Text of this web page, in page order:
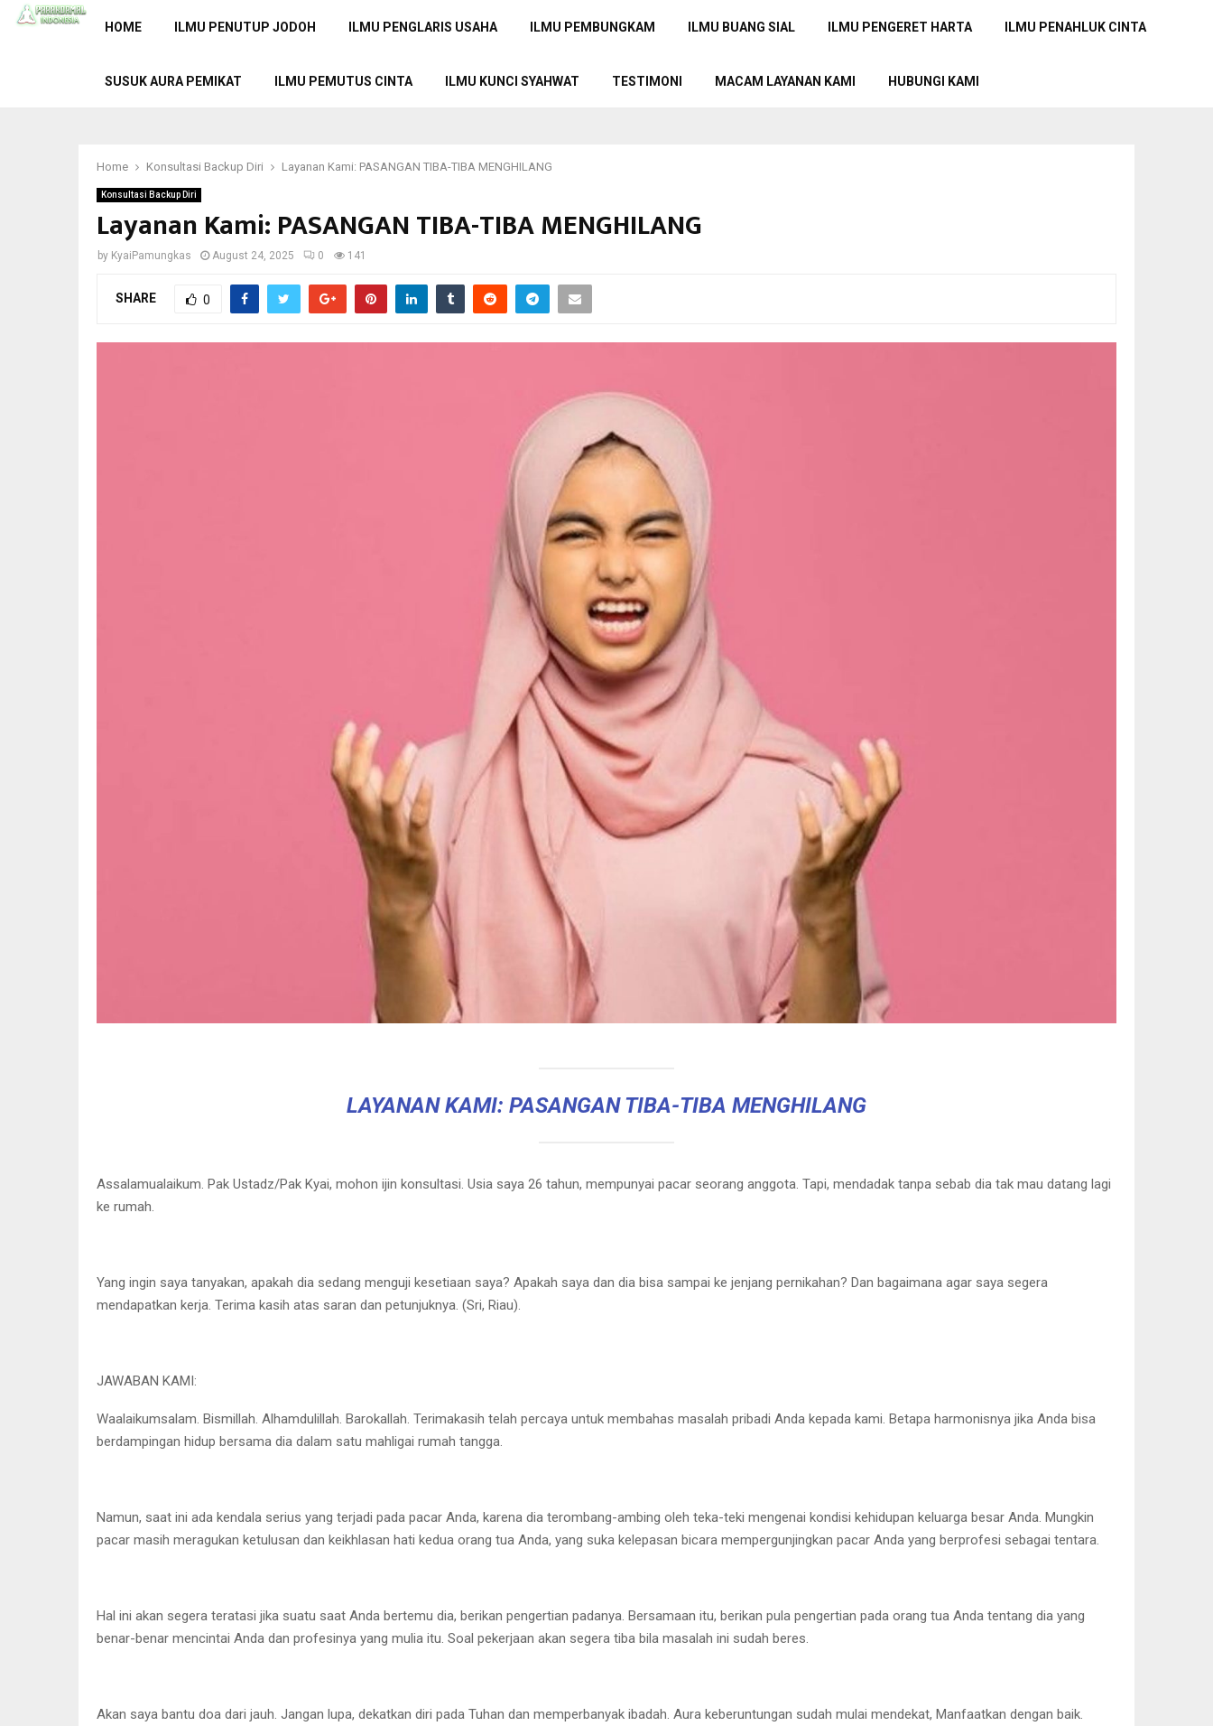
HOME ILMU PENUTUP JODOH ILMU PENGLARIS USAHA ILMU PEMBUNGKAM ILMU BUANG SIAL ILMU PENGERET HARTA ILMU PENAHLUK CINTA
SUSUK AURA PEMIKAT ILMU PEMUTUS CINTA ILMU KUNCI SYAHWAT TESTIMONI MACAM LAYANAN KAMI HUBUNGI KAMI
Home Konsultasi Backup Diri Layanan Kami: PASANGAN TIBA-TIBA MENGHILANG
Konsultasi Backup Diri
Layanan Kami: PASANGAN TIBA-TIBA MENGHILANG
by KyaiPamungkas August 24, 2025 0 141
SHARE 0
LAYANAN KAMI: PASANGAN TIBA-TIBA MENGHILANG
Assalamualaikum. Pak Ustadz/Pak Kyai, mohon ijin konsultasi. Usia saya 26 tahun, mempunyai pacar seorang anggota. Tapi, mendadak tanpa sebab dia tak mau datang lagi
ke rumah.
Yang ingin saya tanyakan, apakah dia sedang menguji kesetiaan saya? Apakah saya dan dia bisa sampai ke jenjang pernikahan? Dan bagaimana agar saya segera
mendapatkan kerja. Terima kasih atas saran dan petunjuknya. (Sri, Riau).
JAWABAN KAMI:
Waalaikumsalam. Bismillah. Alhamdulillah. Barokallah. Terimakasih telah percaya untuk membahas masalah pribadi Anda kepada kami. Betapa harmonisnya jika Anda bisa
berdampingan hidup bersama dia dalam satu mahligai rumah tangga.
Namun, saat ini ada kendala serius yang terjadi pada pacar Anda, karena dia terombang-ambing oleh teka-teki mengenai kondisi kehidupan keluarga besar Anda. Mungkin
pacar masih meragukan ketulusan dan keikhlasan hati kedua orang tua Anda, yang suka kelepasan bicara mempergunjingkan pacar Anda yang berprofesi sebagai tentara.
Hal ini akan segera teratasi jika suatu saat Anda bertemu dia, berikan pengertian padanya. Bersamaan itu, berikan pula pengertian pada orang tua Anda tentang dia yang
benar-benar mencintai Anda dan profesinya yang mulia itu. Soal pekerjaan akan segera tiba bila masalah ini sudah beres.
Akan saya bantu doa dari jauh. Jangan lupa, dekatkan diri pada Tuhan dan memperbanyak ibadah. Aura keberuntungan sudah mulai mendekat, Manfaatkan dengan baik.